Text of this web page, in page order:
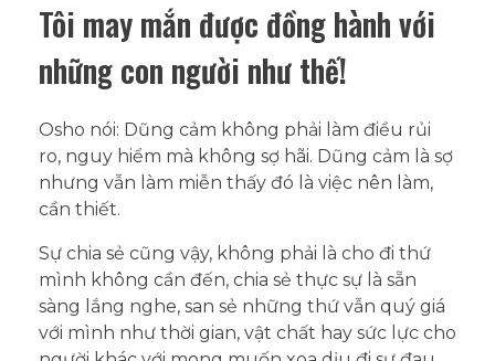
Tôi may mắn được đồng hành với
những con người như thế!
Osho nói: Dũng cảm không phải làm điều rủi
ro, nguy hiểm mà không sợ hãi. Dũng cảm là sợ
nhưng vẫn làm miễn thấy đó là việc nên làm,
cần thiết.
Sự chia sẻ cũng vậy, không phải là cho đi thứ
mình không cần đến, chia sẻ thực sự là sẵn
sàng lắng nghe, san sẻ những thứ vẫn quý giá
với mình như thời gian, vật chất hay sức lực cho